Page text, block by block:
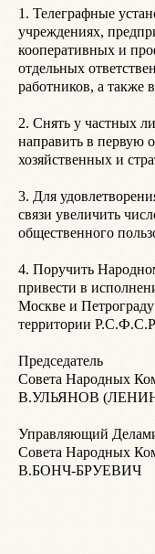
1. Телеграфные
учреждениях,
кооперативных и
отдельных
работников, а также
2. Снять у частных
направить в первую
хозяйственных и
3. Для
связи увеличить
общественного
4. Поручить
привести в
Москве и
территории
Председатель
Совета Народных
В.УЛЬЯНОВ
Управляющий
Совета Народных
В.БОНЧ-БРУЕВИЧ